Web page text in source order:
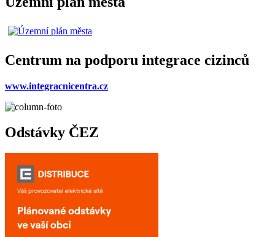
Centrum na podporu integrace cizinců
www.integracnicentra.cz
Odstávky ČEZ